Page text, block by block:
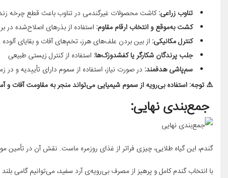
تناوب زراعی:کاشت محصولات غیرگندمی در تناوب باعث قطع چرخه
کشت به‌موقع و انتخاب ارقام مقاوم: استفاده از بذرهای اصلاح‌شده در
کنترل مکانیکی: از بین بردن علف‌های هرز، تخم‌های آفات و بقایای آلوده
جلب پرندگان شکارگر یا کفشدوزک‌ها: استفاده از کنترل زیستی طبیعی
سم‌پاشی هدفمند: در صورت نیاز، استفاده از سموم دارای تأییدیه
⚠️ توجه: استفاده بی‌رویه از سموم شیمیایی می‌تواند منجر به مقاومت
جمع‌بندی نهایی:
گندم، این گیاه طلایی، چیزی فراتر از غذای روزمره ماست. نقش آن در
با انتخاب گندم کامل و پرهیز از مصرف بی‌رویه‌ی آرد سفید، می‌توانیم گامی